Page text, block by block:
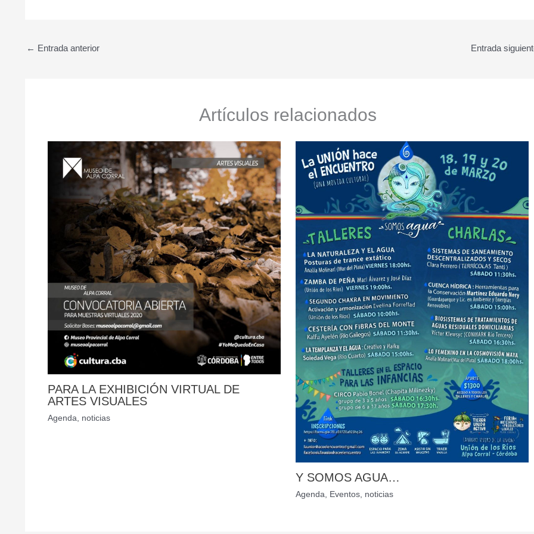
← Entrada anterior Entrada
Artículos relacionados
PARA LA EXHIBICIÓN VIRTUAL DE
ARTES VISUALES
Agenda, noticias
Y SOMOS AGUA…
Agenda Eventos, noticias